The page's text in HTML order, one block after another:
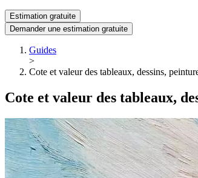
Estimation gratuite
Demander une estimation gratuite
Guides
>
Cote et valeur des tableaux, dessins,
Cote et valeur des tableaux,